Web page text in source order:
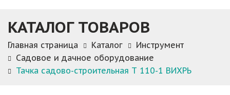
КАТАЛОГ ТОВАРОВ
Главная страница Каталог
Инструмент
Садовое и дачное оборудование
Тачка садово-строительная Т 110-1 ВИХРЬ